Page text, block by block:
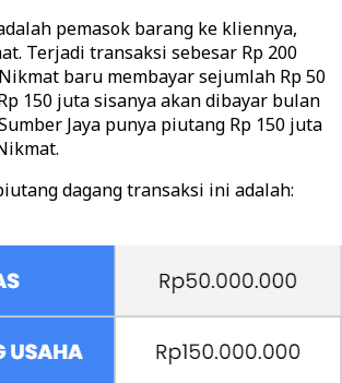
pemasok barang ke kliennya,
Terjadi transaksi sebesar Rp 200
baru membayar sejumlah Rp 50
150 juta sisanya akan dibayar bulan
Jaya punya piutang Rp 150 juta
dagang transaksi ini adalah: